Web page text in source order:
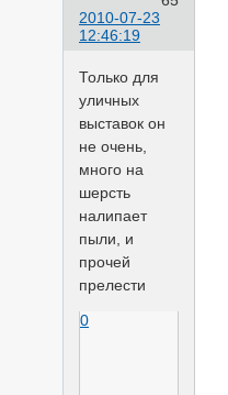
2010-07-23
12:46:19
Только для
уличных
выставок он
не очень,
много на
шерсть
налипает
пыли, и
прочей
прелести
0